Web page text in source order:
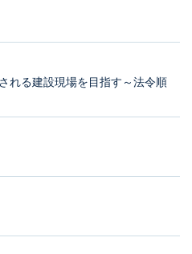
れる建設現場を目指す～法令順